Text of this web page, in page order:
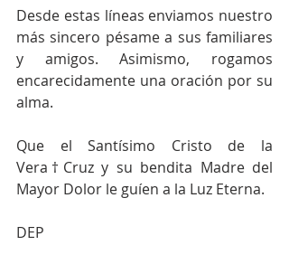
Desde estas líneas enviamos nuestro
más sincero pésame a sus familiares
y amigos. Asimismo, rogamos
encarecidamente una oración por su
alma.
Que el Santísimo Cristo de la
Vera†Cruz y su bendita Madre del
Mayor Dolor le guíen a la Luz Eterna.
DEP